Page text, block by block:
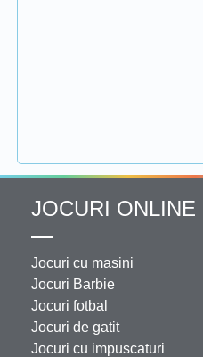
JOCURI ONLINE
Jocuri cu masini
Jocuri Barbie
Jocuri fotbal
Jocuri de gatit
Jocuri cu impuscaturi